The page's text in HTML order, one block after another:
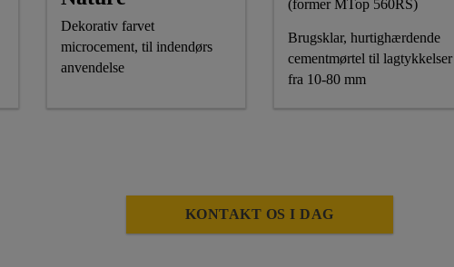
Dekorativ farvet
microcement, til indendørs
anvendelse
(former MTop 560RS)
Brugsklar, hurtighærdende
cementmørtel til lagtykkelser
fra 10-80 mm
KONTAKT OS I DAG